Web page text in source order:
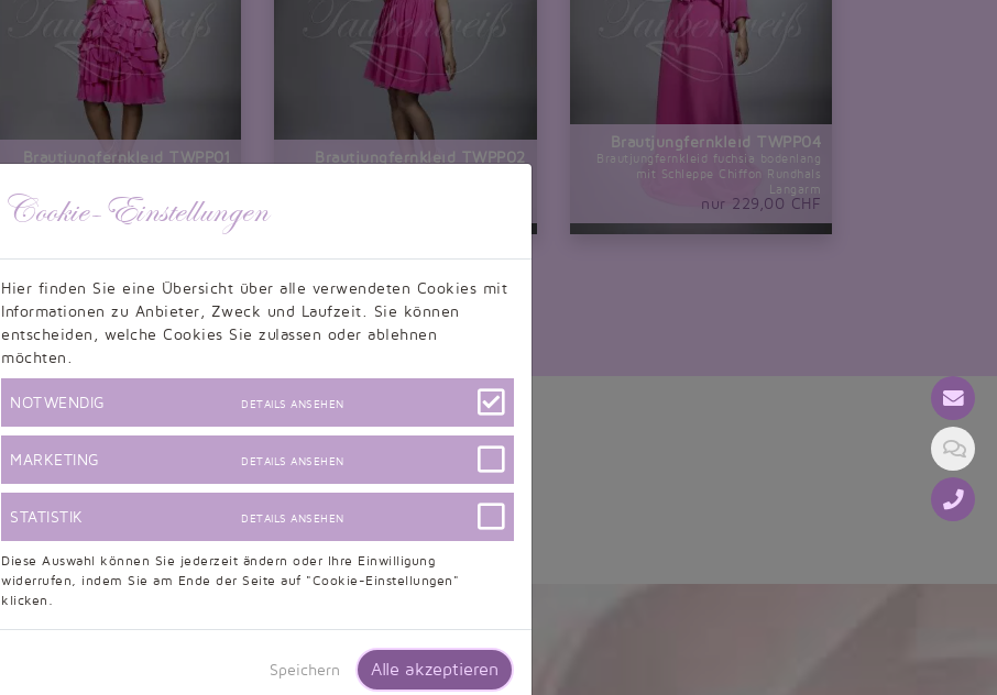
Brautjungfernkleid TWPP01
nur 199,00 CHF
Brautjungfernkleid TWPP02
Brautjungfernkleid TWPP04
Brautjungfernkleid fuchsia bodenlang
mit Schleppe Chiffon Rundhals
Langarm
nur 229,00 CHF
« 1 2 3 »
Kundenbewertungen
Cookie-Einstellungen
Hier finden Sie eine Übersicht über alle verwendeten Cookies mit
Informationen zu Anbieter, Zweck und Laufzeit. Sie können
entscheiden, welche Cookies Sie zulassen oder ablehnen
möchten.
NOTWENDIG DETAILS ANSEHEN
MARKETING DETAILS ANSEHEN
STATISTIK DETAILS ANSEHEN
Diese Auswahl können Sie jederzeit ändern oder Ihre Einwilligung
widerrufen, indem Sie am Ende der Seite auf "Cookie-Einstellungen"
klicken.
Speichern Alle akzeptieren